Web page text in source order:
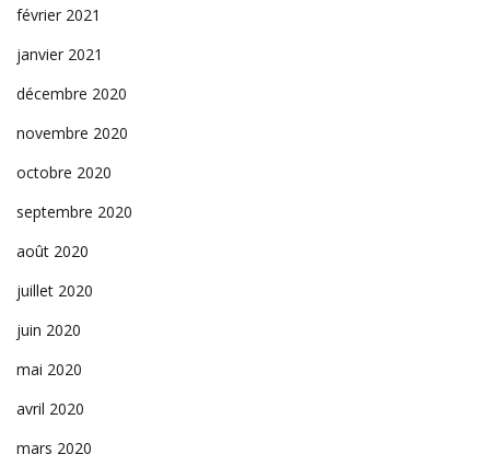
février 2021
janvier 2021
décembre 2020
novembre 2020
octobre 2020
septembre 2020
août 2020
juillet 2020
juin 2020
mai 2020
avril 2020
mars 2020